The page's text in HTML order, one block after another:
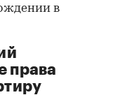
в
права